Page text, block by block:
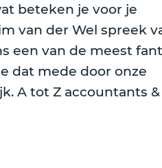
beteken je voor je
van der Wel spreek
een van de meest
dat mede door onze
A tot Z accountants &